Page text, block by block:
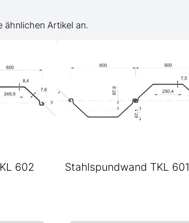
ähnlichen Artikel an.
602 Stahlspundwand TKL 601